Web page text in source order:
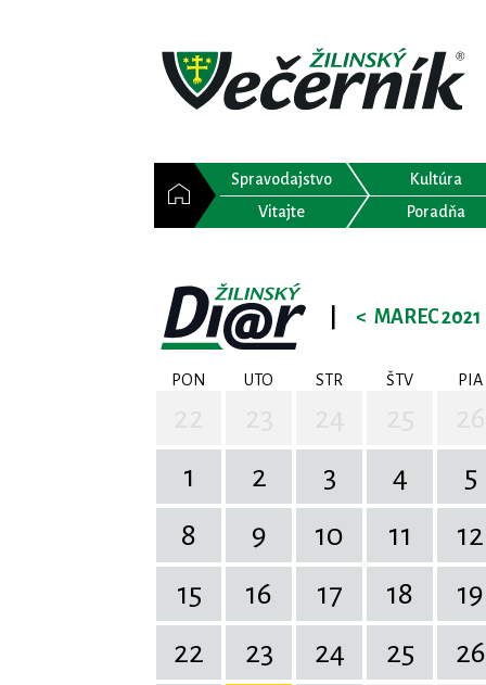
Spravodajstvo Kultúra
Vitajte
Poradňa
< MAREC 2021
PON UTO STR ŠTV PIA
1
2 3 4 5
8
9 10 11 12
15
16 17 18 19
22
23 24 25 26